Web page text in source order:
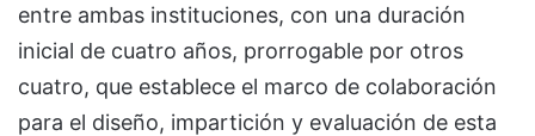
entre ambas instituciones, con una duración
inicial de cuatro años, prorrogable por otros
cuatro, que establece el marco de colaboración
para el diseño, impartición y evaluación de esta